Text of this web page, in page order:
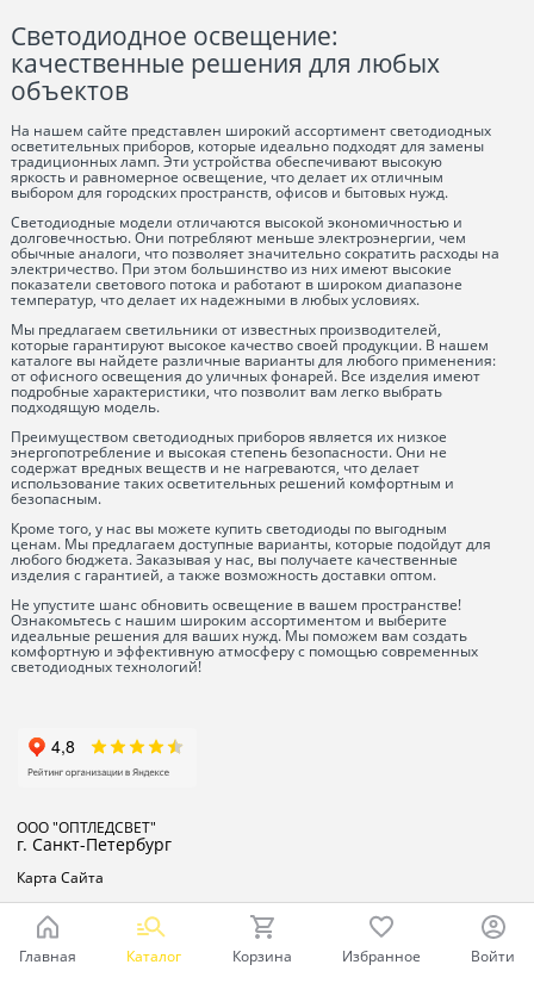
Светодиодное освещение:
качественные решения для любых
объектов
На нашем сайте представлен широкий ассортимент светодиодных
осветительных приборов, которые идеально подходят для замены
традиционных ламп. Эти устройства обеспечивают высокую
яркость и равномерное освещение, что делает их отличным
выбором для городских пространств, офисов и бытовых нужд.
Светодиодные модели отличаются высокой экономичностью и
долговечностью. Они потребляют меньше электроэнергии, чем
обычные аналоги, что позволяет значительно сократить расходы на
электричество. При этом большинство из них имеют высокие
показатели светового потока и работают в широком диапазоне
температур, что делает их надежными в любых условиях.
Мы предлагаем светильники от известных производителей,
которые гарантируют высокое качество своей продукции. В нашем
каталоге вы найдете различные варианты для любого применения:
от офисного освещения до уличных фонарей. Все изделия имеют
подробные характеристики, что позволит вам легко выбрать
подходящую модель.
Преимуществом светодиодных приборов является их низкое
энергопотребление и высокая степень безопасности. Они не
содержат вредных веществ и не нагреваются, что делает
использование таких осветительных решений комфортным и
безопасным.
Кроме того, у нас вы можете купить светодиоды по выгодным
ценам. Мы предлагаем доступные варианты, которые подойдут для
любого бюджета. Заказывая у нас, вы получаете качественные
изделия с гарантией, а также возможность доставки оптом.
Не упустите шанс обновить освещение в вашем пространстве!
Ознакомьтесь с нашим широким ассортиментом и выберите
идеальные решения для ваших нужд. Мы поможем вам создать
комфортную и эффективную атмосферу с помощью современных
светодиодных технологий!
ООО "ОПТЛЕДСВЕТ"
г. Санкт-Петербург
Карта Сайта
Главная Каталог Корзина Избранное Войти